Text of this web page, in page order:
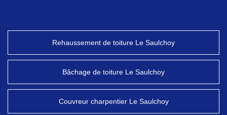
Rehaussement de toiture Le Saulchoy
Bâchage de toiture Le Saulchoy
Couvreur charpentier Le Saulchoy